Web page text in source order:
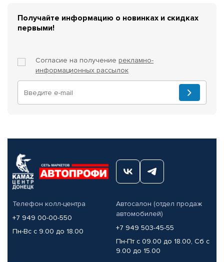
Получайте информацию о новинках и скидках
первыми!
Согласие на получение рекламно-
информационных рассылок
Телефон колл-центра
+7 949 00-00-550
Пн-Вс с 9.00 до 18.00
Автосалон (отдел продаж
автомобилей)
+7 949 503-45-55
Пн-Пт с 09.00 до 18.00, Сб с
9.00 до 15.00